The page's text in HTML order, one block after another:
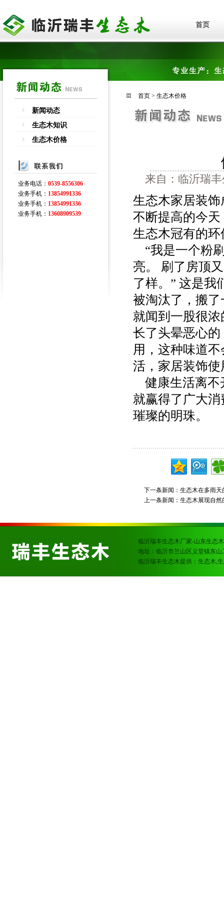
首页
新闻动态
生态木知识
生态木价格
业务电话： 0539-8556306
业务手机： 13854991336
业务手机： 13854991336
业务手机： 13608909539
首页> 生态木价格
来自：临沂瑞
生态木家居装
不断提高的今
生态木冠有的
“我是一个粉
亮。 刷了房顶
了样。” 这是我
被淘汰了，搬
就闻到一股很
长了头晕恶心
用，这种味道
活，家居装饰
健康生活离不
就赢得了广大
璀璨的明珠。
下一条新闻： 生态木在多雨天
上一条新闻： 生态木展现自然
临沂瑞丰生态木厂家-山东生态
地址：临沂市兰山区义堂镇东山
临沂瑞丰生态木提供：生态木,